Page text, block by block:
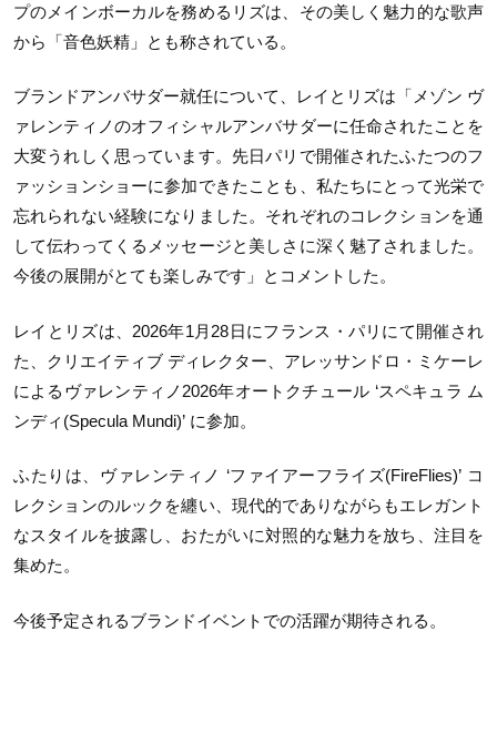
プのメインボーカルを務めるリズは、その美しく魅力的な歌声
から「音色妖精」とも称されている。
ブランドアンバサダー就任について、レイとリズは「メゾン ヴ
ァレンティノのオフィシャルアンバサダーに任命されたことを
大変うれしく思っています。先日パリで開催されたふたつのフ
ァッションショーに参加できたことも、私たちにとって光栄で
忘れられない経験になりました。それぞれのコレクションを通
して伝わってくるメッセージと美しさに深く魅了されました。
今後の展開がとても楽しみです」とコメントした。
レイとリズは、2026年1月28日にフランス・パリにて開催され
た、クリエイティブ ディレクター、アレッサンドロ・ミケーレ
によるヴァレンティノ2026年オートクチュール ‘スペキュラ ム
ンディ(Specula Mundi)’ に参加。
ふたりは、ヴァレンティノ ‘ファイアーフライズ(FireFlies)’ コ
レクションのルックを纏い、現代的でありながらもエレガント
なスタイルを披露し、おたがいに対照的な魅力を放ち、注目を
集めた。
今後予定されるブランドイベントでの活躍が期待される。